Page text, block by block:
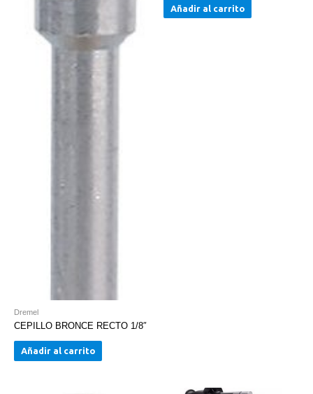
Dremel
CEPILLO BRONCE RECTO 1/8″
Añadir al carrito
Añadir al carrito